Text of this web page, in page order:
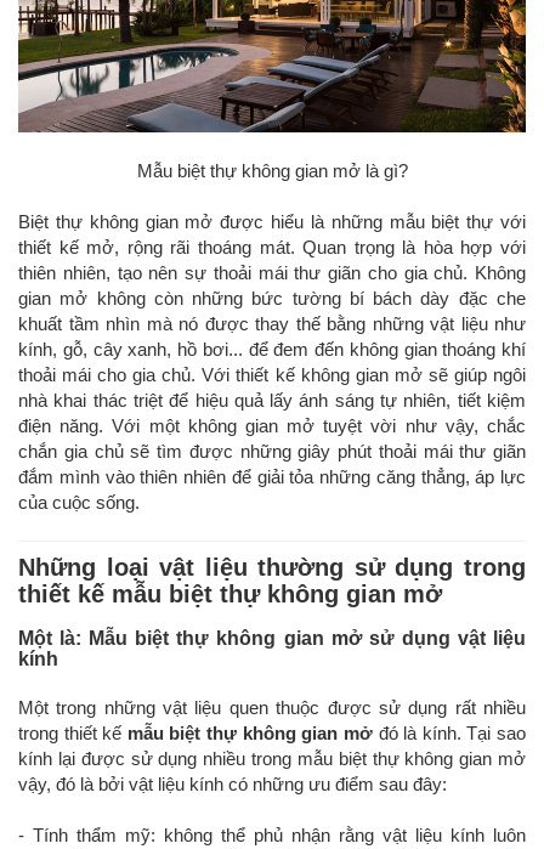
Mẫu biệt thự không gian mở là gì?
Biệt thự không gian mở được hiểu là những mẫu biệt thự với
thiết kế mở, rộng rãi thoáng mát. Quan trọng là hòa hợp với
thiên nhiên, tạo nên sự thoải mái thư giãn cho gia chủ. Không
gian mở không còn những bức tường bí bách dày đặc che
khuất tầm nhìn mà nó được thay thế bằng những vật liệu như
kính, gỗ, cây xanh, hồ bơi... để đem đến không gian thoáng khí
thoải mái cho gia chủ. Với thiết kế không gian mở sẽ giúp ngôi
nhà khai thác triệt để hiệu quả lấy ánh sáng tự nhiên, tiết kiệm
điện năng. Với một không gian mở tuyệt vời như vậy, chắc
chắn gia chủ sẽ tìm được những giây phút thoải mái thư giãn
đắm mình vào thiên nhiên để giải tỏa những căng thẳng, áp lực
của cuộc sống.
Những loại vật liệu thường sử dụng trong
thiết kế mẫu biệt thự không gian mở
Một là: Mẫu biệt thự không gian mở sử dụng vật liệu
kính
Một trong những vật liệu quen thuộc được sử dụng rất nhiều
trong thiết kế mẫu biệt thự không gian mởđó là kính. Tại sao
kính lại được sử dụng nhiều trong mẫu biệt thự không gian mở
vậy, đó là bởi vật liệu kính có những ưu điểm sau đây:
- Tính thẩm mỹ: không thể phủ nhận rằng vật liệu kính luôn